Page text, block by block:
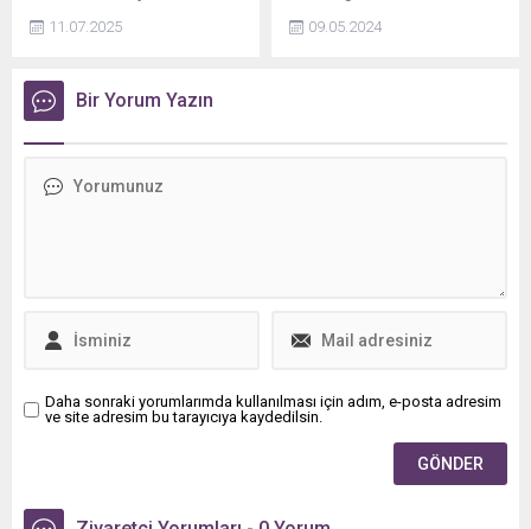
Süleymaniye'de silah bıraktı.
Dervişoğlu, görüntülerin
tiyatro olduğunu iddia
içeren işlerdir" dedi.
11.07.2025
yakalandı.
09.05.2024
Bir Yorum Yazın
Daha sonraki yorumlarımda kullanılması için adım, e-posta adresim
ve site adresim bu tarayıcıya kaydedilsin.